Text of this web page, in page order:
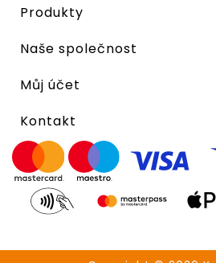
Produkty
Naše společnost
Můj účet
Kontakt